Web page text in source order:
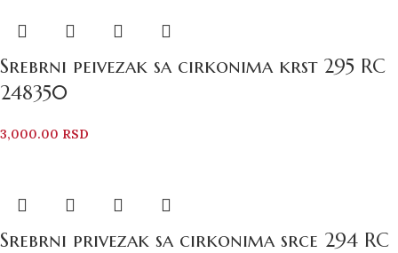
Srebrni peivezak sa cirkonima krst 295 RC
248350
3,000.00 RSD
Srebrni privezak sa cirkonima srce 294 RC